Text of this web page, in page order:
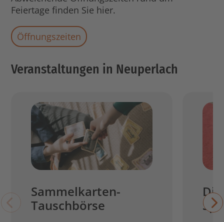
Feiertage finden Sie hier.
Öffnungszeiten
Veranstaltungen in Neuperlach
Sammelkarten-
Tauschbörse